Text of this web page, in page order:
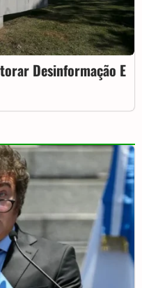
Desinformação E